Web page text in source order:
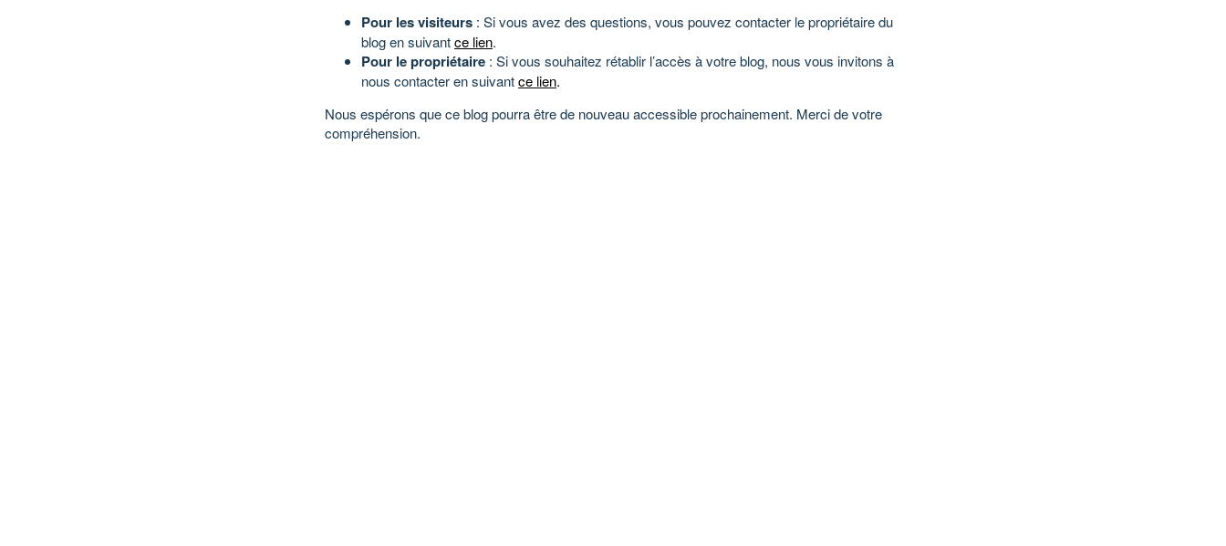
Pour les visiteurs : Si vous avez des questions, vous pouvez contacter le propriétaire du
blog en suivantce lien.
Pour le propriétaire : Si vous souhaitez rétablir l’accès à votre blog, nous vous invitons à
nous contacter en suivantce lien.
Nous espérons que ce blog pourra être de nouveau accessible prochainement. Merci de votre
compréhension.